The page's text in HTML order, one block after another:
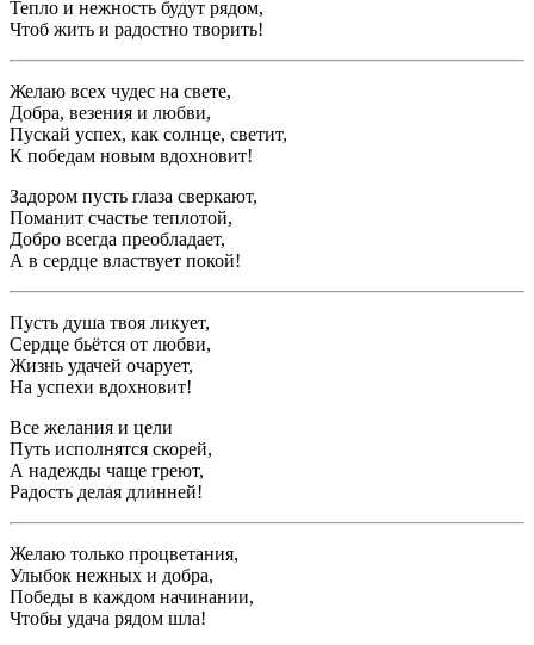
Тепло и нежность будут рядом,
Чтоб жить и радостно творить!
Желаю всех чудес на свете,
Добра, везения и любви,
Пускай успех, как солнце, светит,
К победам новым вдохновит!
Задором пусть глаза сверкают,
Поманит счастье теплотой,
Добро всегда преобладает,
А в сердце властвует покой!
Пусть душа твоя ликует,
Сердце бьётся от любви,
Жизнь удачей очарует,
На успехи вдохновит!
Все желания и цели
Путь исполнятся скорей,
А надежды чаще греют,
Радость делая длинней!
Желаю только процветания,
Улыбок нежных и добра,
Победы в каждом начинании,
Чтобы удача рядом шла!